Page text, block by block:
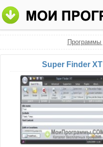
Программы
Super Finder